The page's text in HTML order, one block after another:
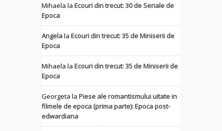
Mihaela la Ecouri din trecut: 30 de Seriale de
Epoca
Angelala Ecouri din trecut: 35 de Miniserii de
Epoca
Mihaela la Ecouri din trecut: 35 de Miniserii de
Epoca
Georgeta la Piese ale romantismului uitate in
filmele de epoca (prima parte): Epoca post-
edwardiana